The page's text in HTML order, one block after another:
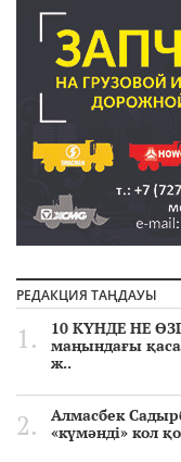
РЕДАКЦИЯ ТАҢДАУЫ
10 КҮНДЕ НЕ
маңындағы
ж..
Алмасбек
«күмәнді» кол